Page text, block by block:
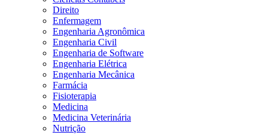
Direito
Enfermagem
Engenharia Agronômica
Engenharia Civil
Engenharia de Software
Engenharia Elétrica
Engenharia Mecânica
Farmácia
Fisioterapia
Medicina
Medicina Veterinária
Nutrição